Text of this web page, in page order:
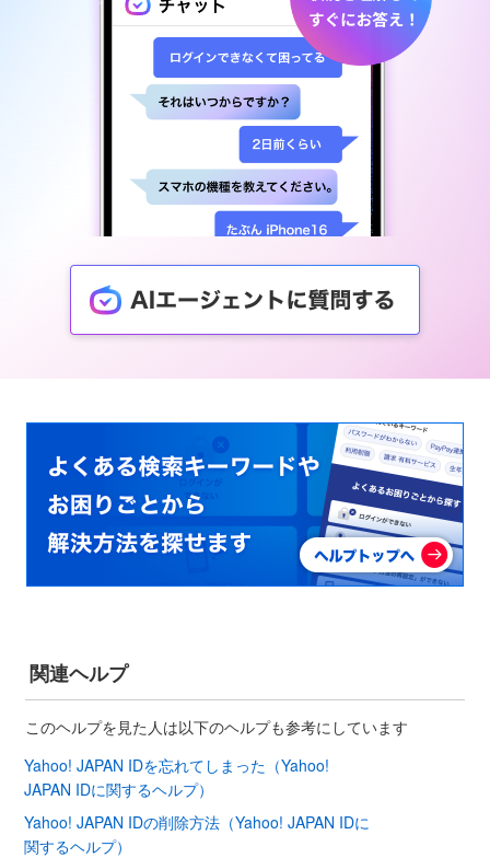
関連ヘルプ
このヘルプを見た人は以下のヘルプも参考にしています
Yahoo! JAPAN IDを忘れてしまった（Yahoo!
JAPAN IDに関するヘルプ）
Yahoo! JAPAN IDの削除方法（Yahoo! JAPAN IDに
関するヘルプ）